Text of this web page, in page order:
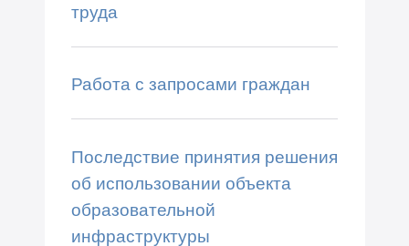
труда
Работа с запросами граждан
Последствие принятия решения
об использовании объекта
образовательной
инфраструктуры